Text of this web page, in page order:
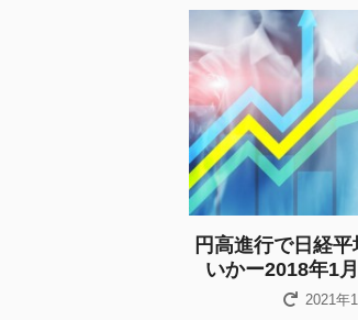
円高進行で日経
いかー2018年1
2021年